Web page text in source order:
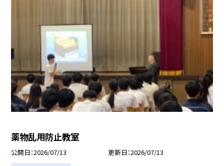
薬物乱用防止教室
公開日 2026/07/13 更新日 2026/07/13